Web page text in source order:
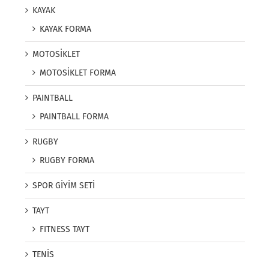
KAYAK
KAYAK FORMA
MOTOSİKLET
MOTOSİKLET FORMA
PAINTBALL
PAINTBALL FORMA
RUGBY
RUGBY FORMA
SPOR GİYİM SETİ
TAYT
FITNESS TAYT
TENİS